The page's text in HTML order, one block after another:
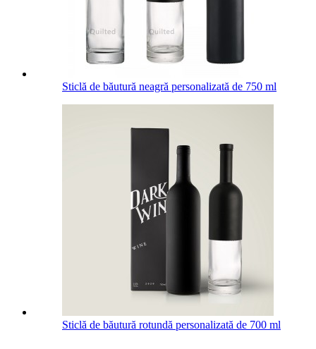
Sticlă de băutură neagră personalizată de 750 ml
Sticlă de băutură rotundă personalizată de 700 ml